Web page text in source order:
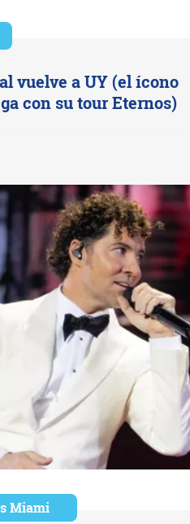
vuelve a UY (el ícono
con su tour Eternos)
Miami